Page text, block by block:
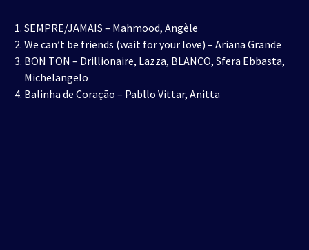
SEMPRE/JAMAIS – Mahmood, Angèle
We can’t be friends (wait for your love) – Ariana Grande
BON TON – Drillionaire, Lazza, BLANCO, Sfera Ebbasta,
Michelangelo
Balinha de Coração – Pabllo Vittar, Anitta